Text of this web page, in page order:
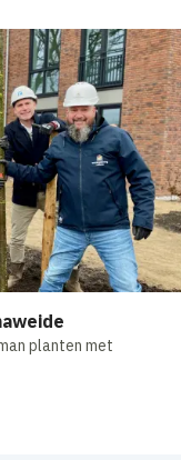
planten met